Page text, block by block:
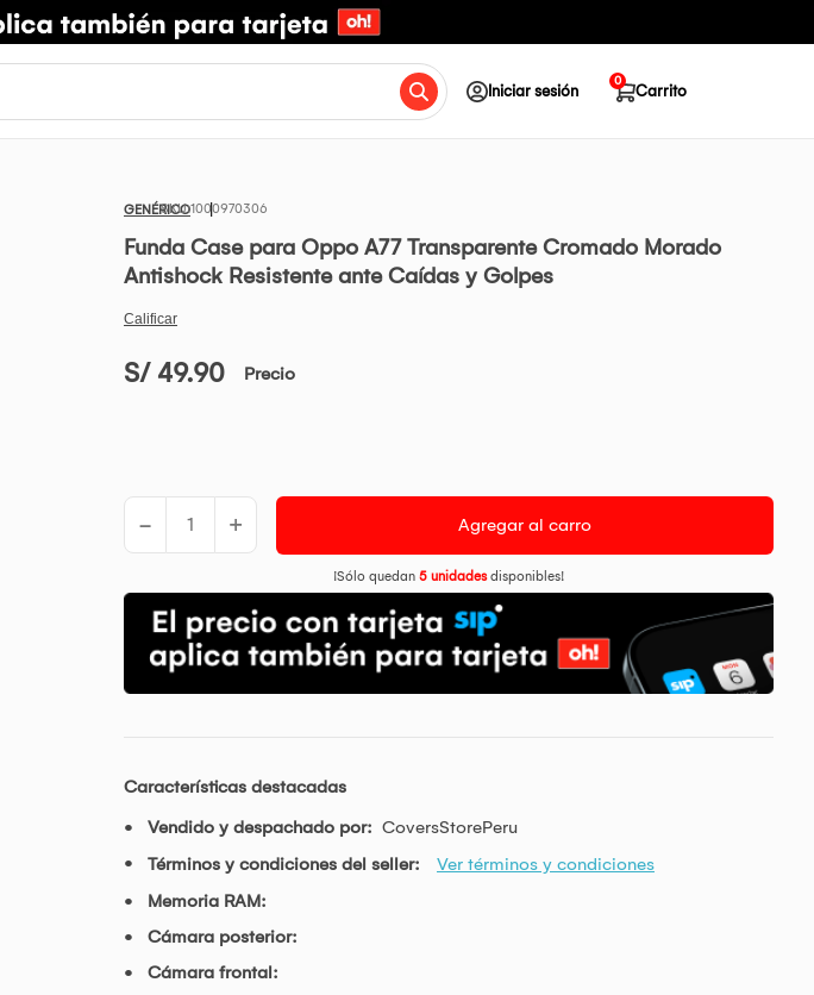
Iniciar sesión Carrito
0
GENÉRICO1000970306
Funda Case para Oppo A77 Transparente Cromado Morado
Antishock Resistente ante Caídas y Golpes
S/ 49.90 Precio
- + Agregar al carro
¡Sólo quedan 5 unidadesdisponibles!
Características destacadas
Vendido y despachado por: CoversStorePeru
Términos y condiciones del seller:
Ver términos y condiciones
Memoria RAM:
Cámara posterior:
Cámara frontal: